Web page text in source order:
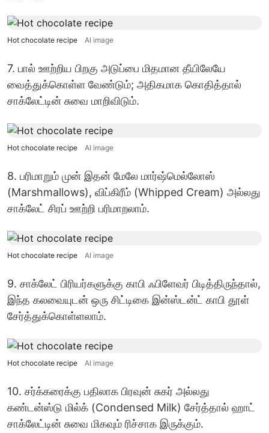
Hot chocolate recipe AI image
7. பால் ஊற்றிய பிறகு அடுப்பை மிதமான தீயிலேயே
வைத்துக்கொள்ள வேண்டும்; அதிகமாக கொதித்தால்
சாக்லேட்டின் சுவை மாறிவிடும்.
Hot chocolate recipe AI image
8. பரிமாறும் முன் இதன் மேலே மார்ஷ்மெல்லோஸ்
(Marshmallows), விப்கிரீம் (Whipped Cream) அல்லது
சாக்லேட் சிரப் ஊற்றி பரிமாறலாம்.
Hot chocolate recipe AI image
9. சாக்லேட் பிரியர்களுக்கு காபி ஃபிளேவர் பிடித்திருந்தால்,
இந்த கலவையுடன் ஒரு சிட்டிகை இன்ஸ்டன்ட் காபி தூள்
சேர்த்துக்கொள்ளலாம்.
Hot chocolate recipe AI image
10. சர்க்கரைக்கு பதிலாக பிரவுன் சுகர் அல்லது
கண்டன்ஸ்டு மில்க் (Condensed Milk) சேர்த்தால் ஹாட்
சாக்லேட்டின் சுவை மிகவும் ரிச்சாக இருக்கும்.